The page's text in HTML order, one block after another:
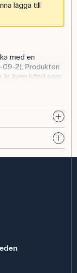
lägga till
med en
09-2). Produkten
även känd som
som
där ett
få insikt i hur
löslighet.
för
och för
och ska